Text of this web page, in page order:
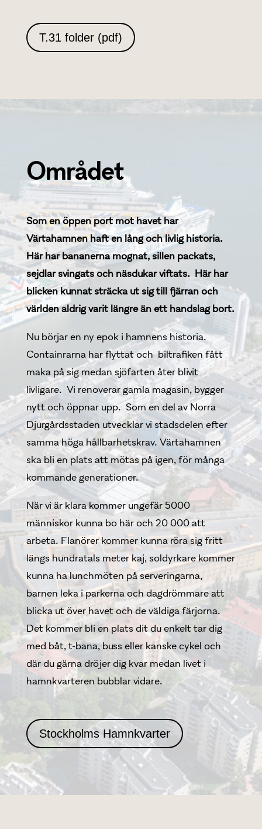
T.31 folder (pdf)
Området
Som en öppen port mot havet har
Värtahamnen haft en lång och livlig historia.
Här har bananerna mognat, sillen packats,
sejdlar svingats och näsdukar viftats. Här har
blicken kunnat sträcka ut sig till fjärran och
världen aldrig varit längre än ett handslag bort.
Nu börjar en ny epok i hamnens historia.
Containrarna har ﬂyttat och biltraﬁken fått
maka på sig medan sjöfarten åter blivit
livligare. Vi renoverar gamla magasin, bygger
nytt och öppnar upp. Som en del av Norra
Djurgårdsstaden utvecklar vi stadsdelen efter
samma höga hållbarhetskrav. Värtahamnen
ska bli en plats att mötas på igen, för många
kommande generationer.
När vi är klara kommer ungefär 5000
människor kunna bo här och 20 000 att
arbeta. Flanörer kommer kunna röra sig fritt
längs hundratals meter kaj, soldyrkare kommer
kunna ha lunchmöten på serveringarna,
barnen leka i parkerna och dagdrömmare att
blicka ut över havet och de väldiga färjorna.
Det kommer bli en plats dit du enkelt tar dig
med båt, t-bana, buss eller kanske cykel och
där du gärna dröjer dig kvar medan livet i
hamnkvarteren bubblar vidare.
Stockholms Hamnkvarter